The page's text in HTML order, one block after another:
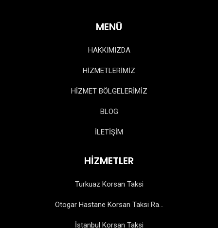
MENÜ
HAKKIMIZDA
HİZMETLERİMİZ
HİZMET BÖLGELERİMİZ
BLOG
İLETİŞİM
HİZMETLER
Turkuaz Korsan Taksi
Otogar Hastane Korsan Taksi Ra...
İstanbul Korsan Taksi